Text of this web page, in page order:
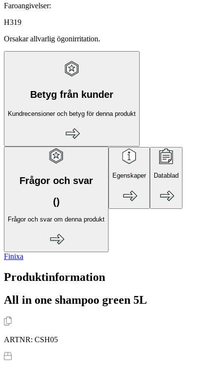
Faroangivelser:
H319
Orsakar allvarlig ögonirritation.
Betyg från kunder
Kundrecensioner och betyg för denna produkt
Frågor och svar
()
Frågor och svar om denna produkt
Egenskaper Datablad
Finixa
Produktinformation
All in one shampoo green 5L
ARTNR: CSH05